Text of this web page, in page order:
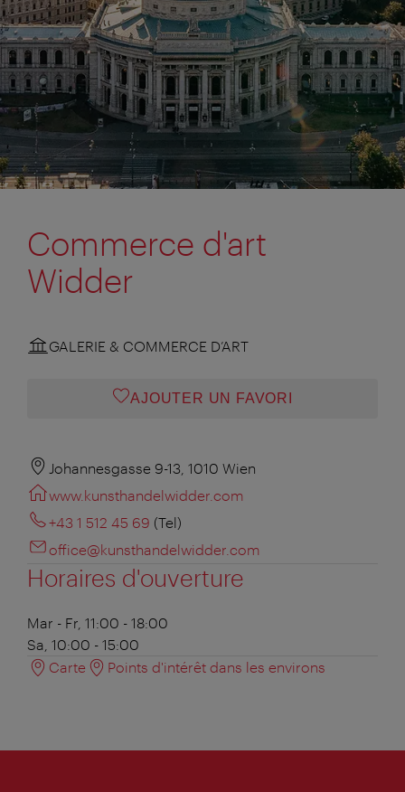
Commerce d'art
Widder
GALERIE & COMMERCE D’ART
AJOUTER UN FAVORI
Johannesgasse 9-13, 1010 Wien
www.kunsthandelwidder.com
+43 1 512 45 69 (Tel)
office@kunsthandelwidder.com
Horaires d'ouverture
Mar - Fr, 11:00 - 18:00
Sa, 10:00 - 15:00
Carte
Points d'intérêt dans les environs